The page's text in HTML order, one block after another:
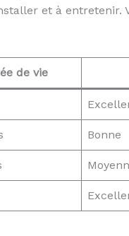
et à entretenir.
de vie
Bonne